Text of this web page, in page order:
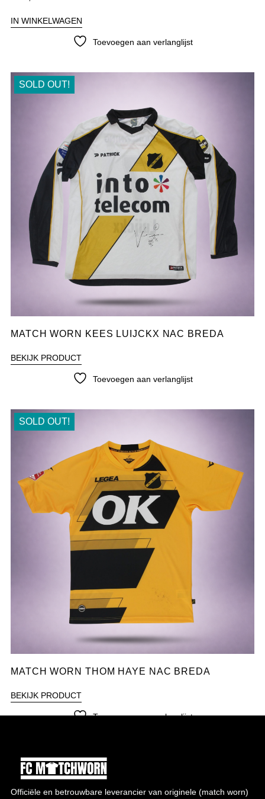
IN WINKELWAGEN
Toevoegen aan verlanglijst
SOLD OUT!
MATCH WORN KEES LUIJCKX NAC BREDA
BEKIJK PRODUCT
Toevoegen aan verlanglijst
SOLD OUT!
MATCH WORN THOM HAYE NAC BREDA
BEKIJK PRODUCT
Toevoegen aan verlanglijst
Officiële en betrouwbare leverancier van originele (match worn)